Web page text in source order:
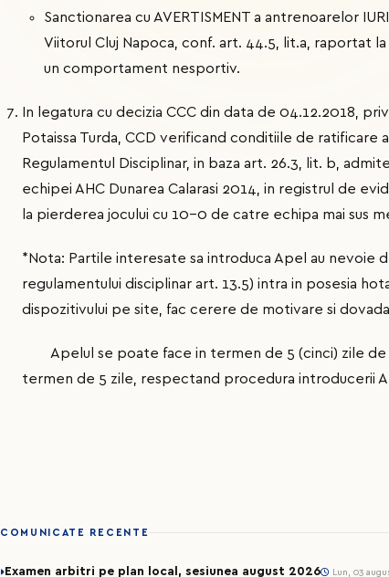
Sanctionarea cu AVERTISMENT a antrenoarelor
Viitorul Cluj Napoca, conf. art. 44.5, lit.a, raportat
un comportament nesportiv.
In legatura cu decizia CCC din data de 04.12.2018,
Potaissa Turda, CCD verificand conditiile de ratificare
Regulamentul Disciplinar, in baza art. 26.3, lit. b,
echipei AHC Dunarea Calarasi 2014, in registrul de
la pierderea jocului cu 10-0 de catre echipa mai sus
*Nota: Partile interesate sa introduca Apel au nevoie
regulamentului disciplinar art. 13.5) intra in posesia
dispozitivului pe site, fac cerere de motivare si
Apelul se poate face in termen de 5 (cinci) zile de
termen de 5 zile, respectand procedura introducerii
COMUNICATE RECENTE
Examen arbitri pe plan local, sesiunea august 2026 Lun, 03